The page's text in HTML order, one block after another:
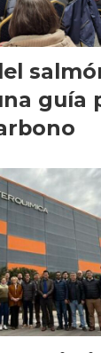
guía